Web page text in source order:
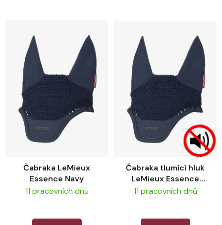
Čabraka LeMieux
Essence Navy
11 pracovních dnů
Čabraka tlumící hluk
LeMieux Essence
Acoustic Navy
11 pracovních dnů